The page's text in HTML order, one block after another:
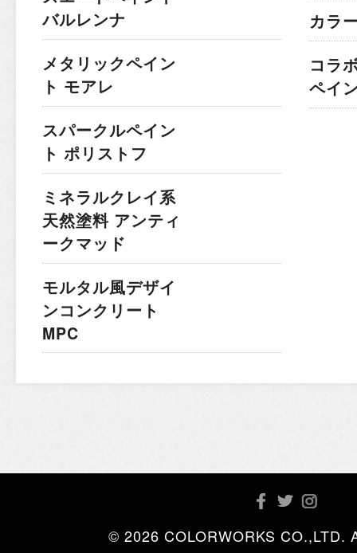
バルレンナ
メタリックペイン
ト モアレ
スパークルペイン
ト ポリストフ
ミネラルクレイ系
天然塗料 アンティ
ークマッド
モルタル風デザイ
ンコンクリート
MPC
カラ
コラ
ペイ
© 2026 COLORWORKS CO.,LTD.